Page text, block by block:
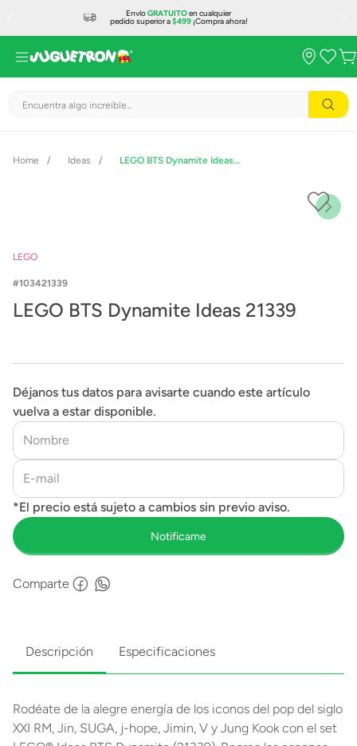
EnvíoGRATUITOen cualquier
pedido superior a$499¡Compra ahora!
Encuentra algo increíble...
Ideas LEGO BTS Dynamite Ideas 21339
LEGO
103421339
LEGO BTS Dynamite Ideas 21339
Déjanos tus datos para avisarte cuando este artículo
vuelva a estar disponible.
Comparte
Descripción Especificaciones
Rodéate de la alegre energía de los iconos del pop del siglo
XXI RM, Jin, SUGA, j-hope, Jimin, V y Jung Kook con el set